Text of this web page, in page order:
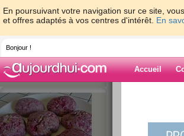
En poursuivant votre navigation sur ce site,
et offres adaptés à vos centres d'intérêt. En
Bonjour !
Accueil
Blog